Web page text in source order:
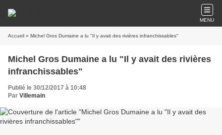
MENU
Accueil » Michel Gros Dumaine a lu "Il y avait des rivières infranchissables"
Michel Gros Dumaine a lu "Il y avait des rivières
infranchissables"
Publié le 30/12/2017 à 10:48
Par Villemain